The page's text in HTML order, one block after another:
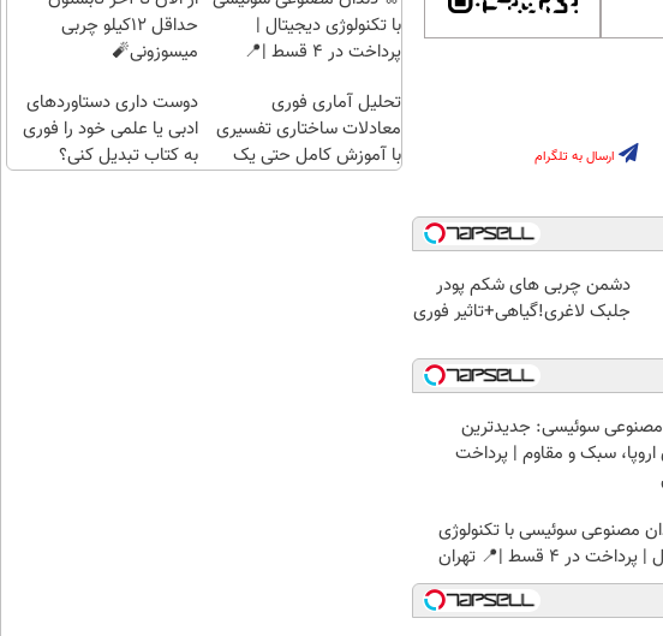
ارسال به تلگرام
دشمن چربی های شکم پودر
جلبک لاغری!گیاهی+تاثیر فوری
مصنوعی سوئیسی: جدیدترین
اروپا، سبک و مقاوم | پرداخت
مصنوعی سوئیسی با تکنولوژی
در 4 قسط |📍 تهران
با تکنولوژی دیجیتال |
پرداخت در 4 قسط |📍
حداقل 12کیلو چربی
میسوزونی🧨
تحلیل آماری فوری
معادلات ساختاری تفسیری
با آموزش کامل حتی یک
دوست داری دستاوردهای
ادبی یا علمی خود را فوری
به کتاب تبدیل کنی؟